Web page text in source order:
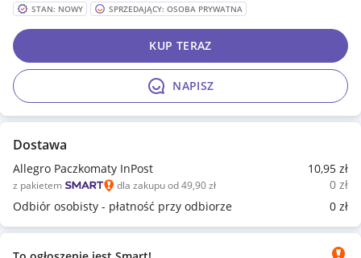
STAN: NOWY SPRZEDAJĄCY: OSOBA PRYWATNA
NAPISZ
KUP TERAZ
Dostawa
Allegro Paczkomaty InPost 10,95 zł
z pakietem dla zakupu od 49,90 zł 0 zł
Odbiór osobisty - płatność przy odbiorze
0 zł